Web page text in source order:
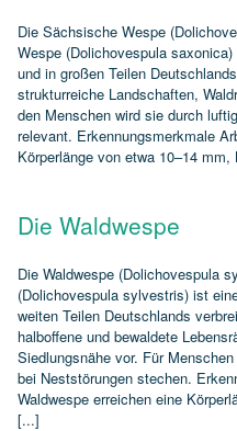
Die Sächsische Wespe
Wespe (Dolichovespula
und in großen Teilen
strukturreiche Landschaften,
den Menschen wird sie durch
relevant. Erkennungsmerkmale
Körperlänge von etwa 10–14
Die Waldwespe
Die Waldwespe (Dolichovespula
(Dolichovespula sylvestris) ist
weiten Teilen Deutschlands
halboffene und bewaldete
Siedlungsnähe vor. Für
bei Neststörungen stechen.
Waldwespe erreichen eine
[...]